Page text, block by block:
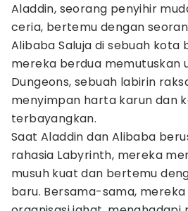
Aladdin, seorang penyihir
ceria, bertemu dengan
Alibaba Saluja di sebuah kota
mereka berdua memutuskan
Dungeons, sebuah labirin
menyimpan harta karun dan
terbayangkan.
Saat Aladdin dan Alibaba
rahasia Labyrinth, mereka
musuh kuat dan bertemu
baru. Bersama-sama,